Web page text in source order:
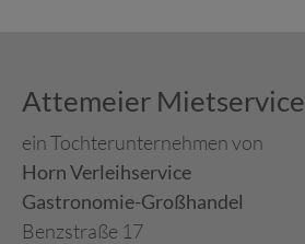
Attemeier Mietservice
ein Tochterunternehmen von
Horn Verleihservice
Gastronomie-Großhandel
Benzstraße 17